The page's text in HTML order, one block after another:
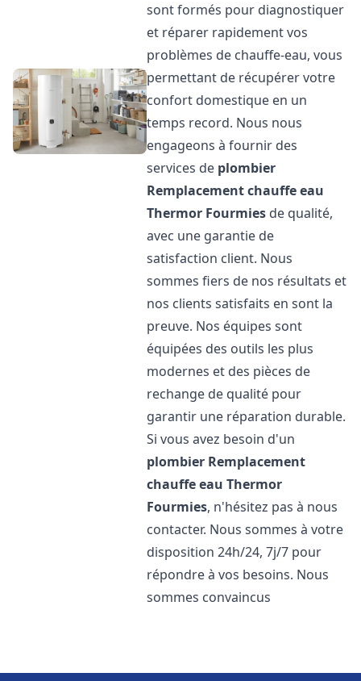
sont formés pour diagnostiquer
et réparer rapidement vos
problèmes de chauffe-eau, vous
permettant de récupérer votre
confort domestique en un
temps record. Nous nous
engageons à fournir des
services de plombier
Remplacement chauffe eau
Thermor Fourmies de qualité,
avec une garantie de
satisfaction client. Nous
sommes fiers de nos résultats et
nos clients satisfaits en sont la
preuve. Nos équipes sont
équipées des outils les plus
modernes et des pièces de
rechange de qualité pour
garantir une réparation durable.
Si vous avez besoin d'un
plombier Remplacement
chauffe eau Thermor
Fourmies, n'hésitez pas à nous
contacter. Nous sommes à votre
disposition 24h/24, 7j/7 pour
répondre à vos besoins. Nous
sommes convaincus